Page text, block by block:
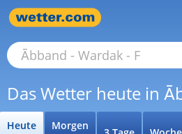
Das Wetter heute in
Heute
Morgen